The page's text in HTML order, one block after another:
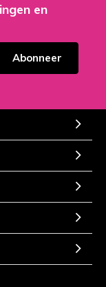
en
Abonneer